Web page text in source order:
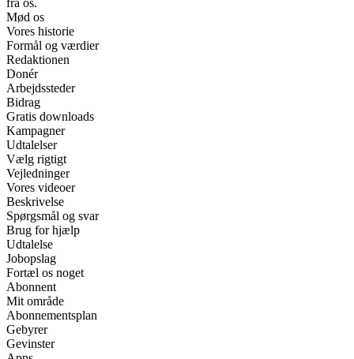
Mød os
Vores historie
Formål og værdier
Redaktionen
Donér
Arbejdssteder
Bidrag
Gratis downloads
Kampagner
Udtalelser
Vælg rigtigt
Vejledninger
Vores videoer
Beskrivelse
Spørgsmål og svar
Brug for hjælp
Udtalelse
Jobopslag
Fortæl os noget
Abonnent
Mit område
Abonnementsplan
Gebyrer
Gevinster